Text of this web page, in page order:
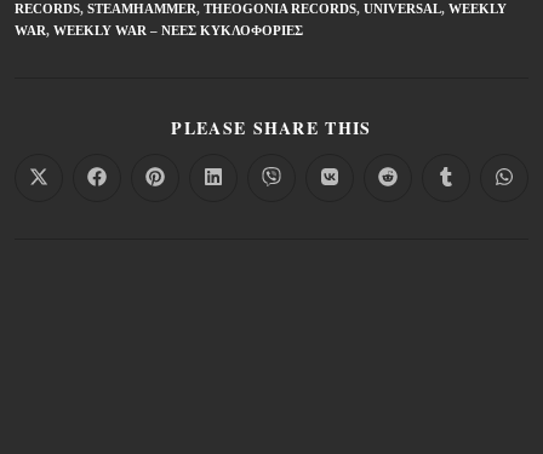
RECORDS, STEAMHAMMER, THEOGONIA RECORDS, UNIVERSAL, WEEKLY
WAR, WEEKLY WAR – ΝΈΕΣ ΚΥΚΛΟΦΟΡΊΕΣ
PLEASE SHARE THIS